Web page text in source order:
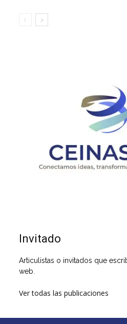
Invitado
Articulistas o invitados que
web.
Ver todas las publicaciones